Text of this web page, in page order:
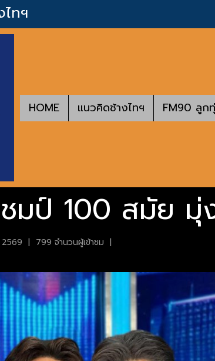
ไทฯ
HOME แนวคิดช้างไทฯ FM90 ลูก
ชมป์ 100 สมัย มุ่
| 799 จำนวนผู้เข้าชม |